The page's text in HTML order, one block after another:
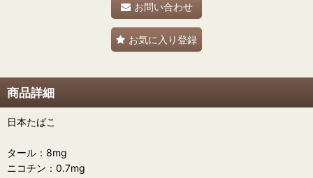
お問い合わせ
お気に入り登録
商品詳細
日本たばこ
タール：8mg
ニコチン：0.7mg